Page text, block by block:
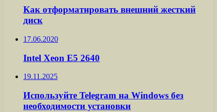
Как отформатировать внешний жесткий
диск
17.06.2020
Intel Xeon E5 2640
19.11.2025
Используйте Telegram на Windows без
необходимости установки